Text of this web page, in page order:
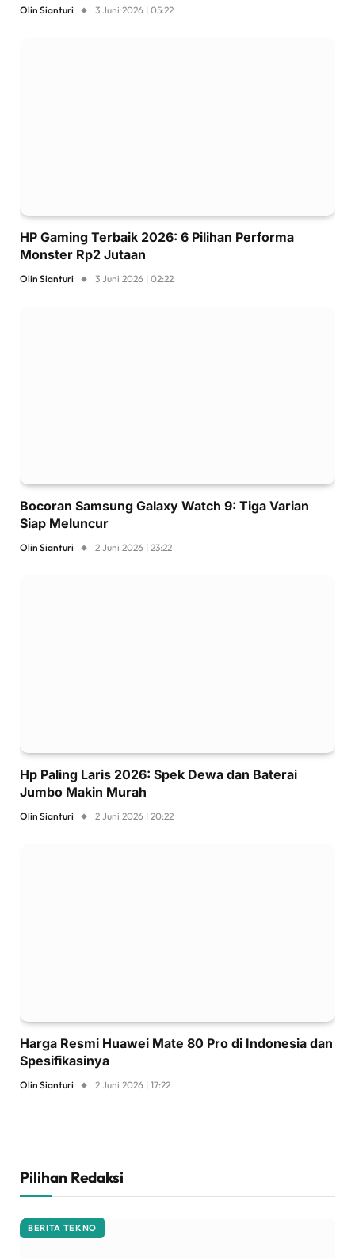
Olin Sianturi 3 Juni 2026 | 05:22
HP Gaming Terbaik 2026: 6 Pilihan Performa
Monster Rp2 Jutaan
Olin Sianturi 3 Juni 2026 | 02:22
Bocoran Samsung Galaxy Watch 9: Tiga Varian
Siap Meluncur
Olin Sianturi 2 Juni 2026 | 23:22
Hp Paling Laris 2026: Spek Dewa dan Baterai
Jumbo Makin Murah
Olin Sianturi 2 Juni 2026 | 20:22
Harga Resmi Huawei Mate 80 Pro di Indonesia dan
Spesifikasinya
Olin Sianturi 2 Juni 2026 | 17:22
Pilihan Redaksi
BERITA TEKNO